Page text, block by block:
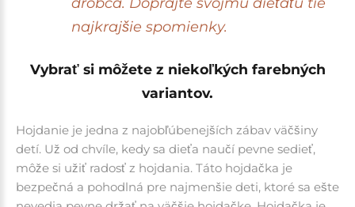
najkrajšie spomienky.
Vybrať si môžete z niekoľkých farebných
variantov.
Hojdanie je jedna z najobľúbenejších zábav väčšiny
detí. Už od chvíle, kedy sa dieťa naučí pevne sedieť,
môže si užiť radosť z hojdania. Táto hojdačka je
bezpečná a pohodlná pre najmenšie deti, ktoré sa ešte